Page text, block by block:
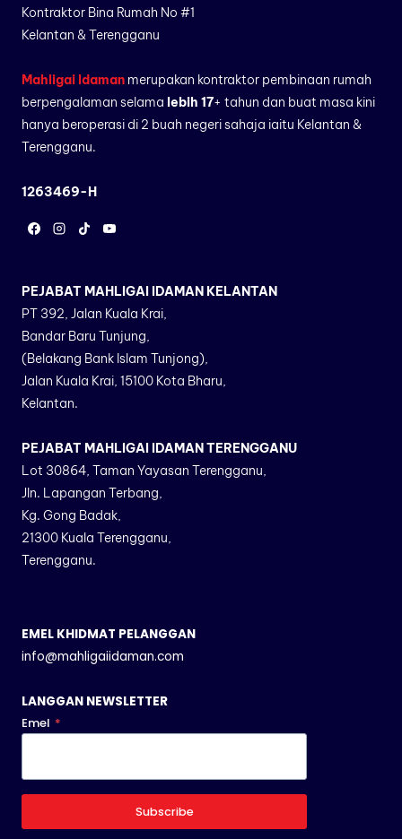
Kontraktor Bina Rumah No #1
Kelantan & Terengganu
Mahligai Idaman merupakan kontraktor pembinaan rumah
berpengalaman selama lebih 17+ tahun dan buat masa kini
hanya beroperasi di 2 buah negeri sahaja iaitu Kelantan &
Terengganu.
1263469-H
PEJABAT MAHLIGAI IDAMAN KELANTAN
PT 392, Jalan Kuala Krai,
Bandar Baru Tunjung,
(Belakang Bank Islam Tunjong),
Jalan Kuala Krai, 15100 Kota Bharu,
Kelantan.
PEJABAT MAHLIGAI IDAMAN TERENGGANU
Lot 30864, Taman Yayasan Terengganu,
Jln. Lapangan Terbang,
Kg. Gong Badak,
21300 Kuala Terengganu,
Terengganu.
EMEL KHIDMAT PELANGGAN
info@mahligaiidaman.com
LANGGAN NEWSLETTER
Emel *
Subscribe